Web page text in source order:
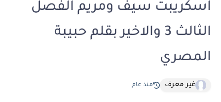
اسكريبت سيف ومريم الفصل
الثالث 3 والاخير بقلم حبيبة
المصري
غير معرف منذ عام